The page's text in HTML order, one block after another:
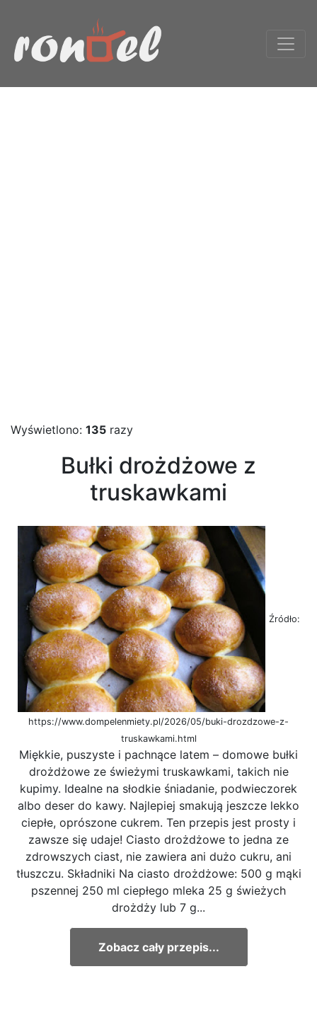
Wyświetlono: 135 razy
Bułki drożdżowe z
truskawkami
Źródło:
https://www.dompelenmiety.pl/2026/05/buki-drozdzowe-z-
truskawkami.html
Miękkie, puszyste i pachnące latem – domowe bułki
drożdżowe ze świeżymi truskawkami, takich nie
kupimy. Idealne na słodkie śniadanie, podwieczorek
albo deser do kawy. Najlepiej smakują jeszcze lekko
ciepłe, oprószone cukrem. Ten przepis jest prosty i
zawsze się udaje! Ciasto drożdżowe to jedna ze
zdrowszych ciast, nie zawiera ani dużo cukru, ani
tłuszczu. Składniki Na ciasto drożdżowe: 500 g mąki
pszennej 250 ml ciepłego mleka 25 g świeżych
drożdży lub 7 g...
Zobacz cały przepis...